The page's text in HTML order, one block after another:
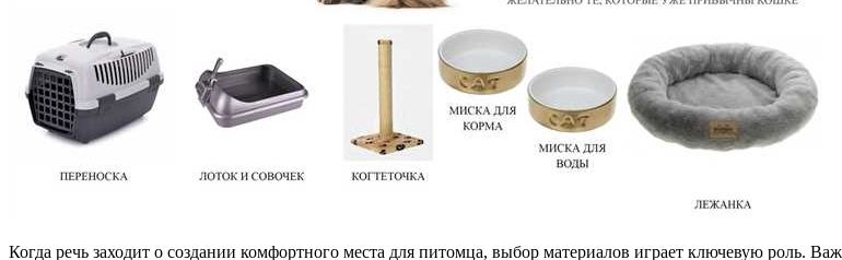
Когда речь заходит о создании комфортного места для питомца, выбор материалов играет ключевую